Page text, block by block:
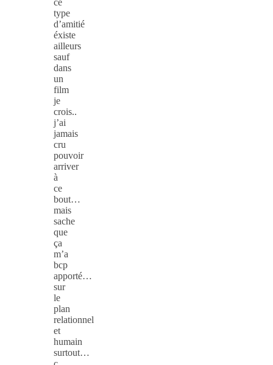
type
d’amitié
éxiste
ailleurs
sauf
dans
un
film
je
crois..
j’ai
jamais
cru
pouvoir
arriver
à
ce
bout…
mais
sache
que
ça
m’a
bcp
apporté…
sur
le
plan
relationnel
et
humain
surtout…